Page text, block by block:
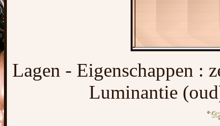
Lagen - Eigenschappen :
Luminantie